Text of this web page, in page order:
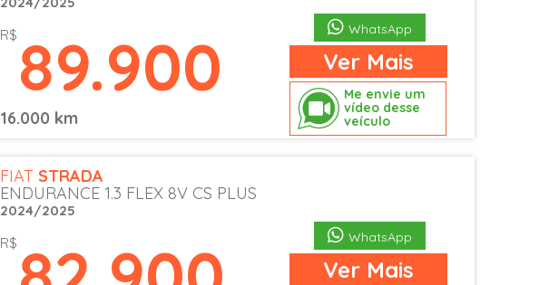
Me envie um
vídeo desse
veículo
R$ 89.900 WhatsApp
Ver Mais
16.000 km
FIAT STRADA
ENDURANCE 1.3 FLEX 8V CS PLUS
2024/2025
R$
WhatsApp
Ver Mais